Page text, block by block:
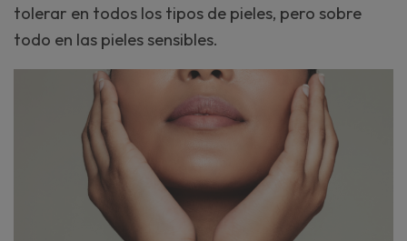
tolerar en todos los tipos de pieles, pero sobre
todo en las pieles sensibles.